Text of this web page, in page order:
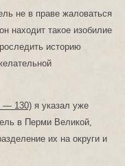
не в праве жаловаться
находит такое изобилие
историю
— 130) я указал уже
в Перми Великой,
их на округи и